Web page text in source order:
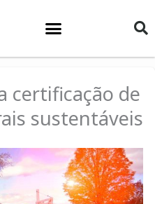
certificação de
sustentáveis